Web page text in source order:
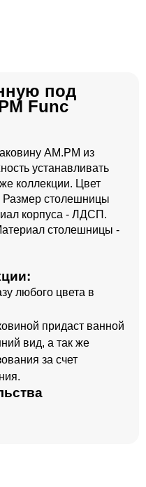
под
Func
AM.PM из
устанавливать
коллекции. Цвет
столешницы
корпуса - ЛДСП.
столешницы -
любого цвета в
придаст ванной
вид, а так же
за счет